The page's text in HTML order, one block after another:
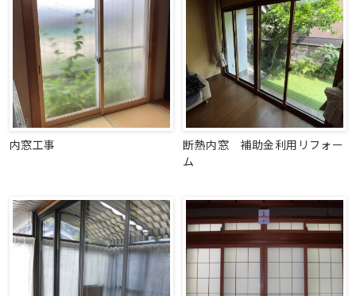
内窓工事
断熱内窓 補助金利用リフォー
ム